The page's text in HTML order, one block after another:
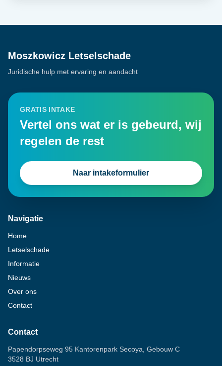
Moszkowicz Letselschade
Juridische hulp met ervaring en aandacht
GRATIS INTAKE
Vertel ons wat er is gebeurd, wij
regelen de rest
Naar intakeformulier
Navigatie
Home
Letselschade
Informatie
Nieuws
Over ons
Contact
Contact
Papendorpseweg 95 Kantorenpark Secoya, Gebouw C
3528 BJ Utrecht